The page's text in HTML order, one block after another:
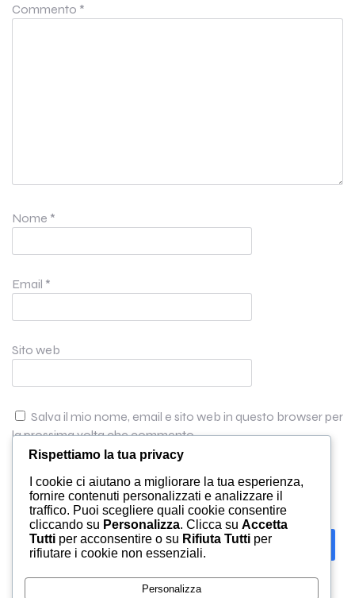
Commento *
Nome *
Email *
Sito web
Salva il mio nome, email e sito web in questo browser per
la prossima volta che commento.
Latest Comments
Rispettiamo la tua privacy
I cookie ci aiutano a migliorare la tua esperienza,
fornire contenuti personalizzati e analizzare il
traffico. Puoi scegliere quali cookie consentire
cliccando su Personalizza. Clicca su Accetta
Tutti per acconsentire o su Rifiuta Tutti per
rifiutare i cookie non essenziali.
Personalizza